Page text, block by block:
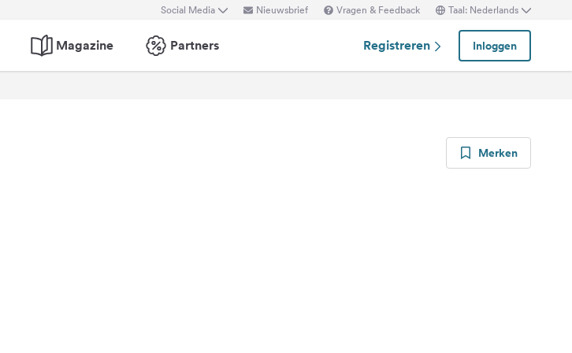
Social Media Nieuwsbrief Vragen & Feedback Taal: Nederlands
Magazine Partners Registreren Inloggen
Merken